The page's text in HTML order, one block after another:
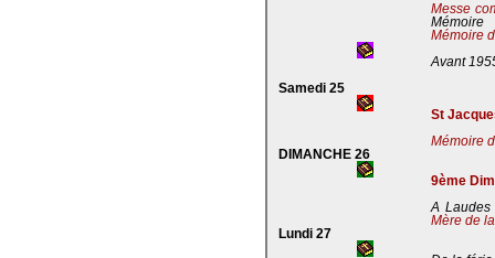
Messe
Mémoire
Mémoire
Avant
Samedi 25
St
Mémoire
DIMANCHE 26
9ème
A
Mère de
Lundi 27